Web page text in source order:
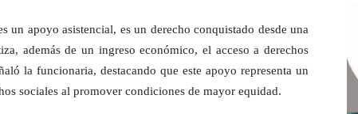
un apoyo asistencial, es un derecho conquistado desde una
además de un ingreso económico, el acceso a derechos
la funcionaria, destacando que este apoyo representa un
sociales al promover condiciones de mayor equidad.